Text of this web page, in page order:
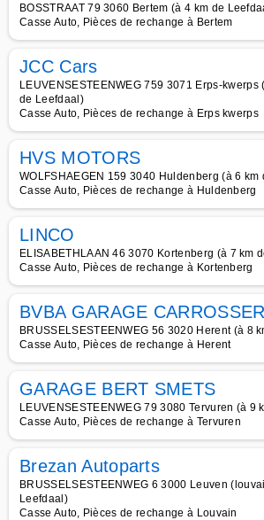
BOSSTRAAT 79 3060 Bertem (à 4 km de
Casse Auto, Pièces de rechange à Bertem
JCC Cars
LEUVENSESTEENWEG 759 3071 Erps-kwerps
de Leefdaal)
Casse Auto, Pièces de rechange à Erps kwerps
HVS MOTORS
WOLFSHAEGEN 159 3040 Huldenberg (à 6 km
Casse Auto, Pièces de rechange à Huldenberg
LINCO
ELISABETHLAAN 46 3070 Kortenberg (à 7 km
Casse Auto, Pièces de rechange à Kortenberg
BVBA GARAGE
BRUSSELSESTEENWEG 56 3020 Herent (à 8
Casse Auto, Pièces de rechange à Herent
GARAGE BERT SMETS
LEUVENSESTEENWEG 79 3080 Tervuren (à 9
Casse Auto, Pièces de rechange à Tervuren
Brezan Autoparts
BRUSSELSESTEENWEG 6 3000 Leuven
Leefdaal)
Casse Auto, Pièces de rechange à Louvain